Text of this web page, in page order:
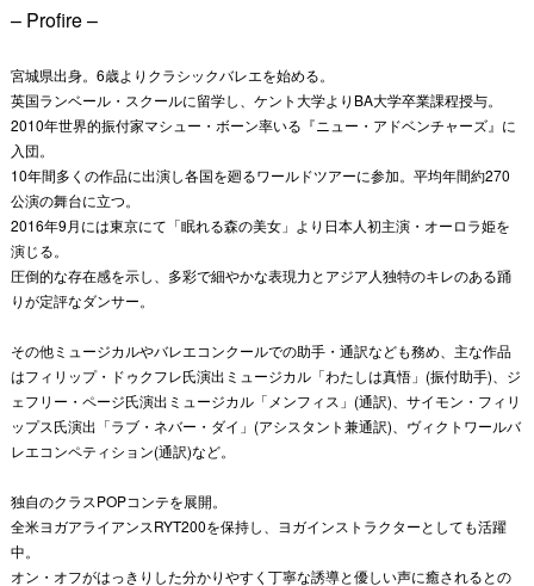
– Profire –
宮城県出身。6歳よりクラシックバレエを始める。
英国ランベール・スクールに留学し、ケント大学よりBA大学卒業課程授与。
2010年世界的振付家マシュー・ボーン率いる『ニュー・アドベンチャーズ』に
入団。
10年間多くの作品に出演し各国を廻るワールドツアーに参加。平均年間約270
公演の舞台に立つ。
2016年9月には東京にて「眠れる森の美女」より日本人初主演・オーロラ姫を
演じる。
圧倒的な存在感を示し、多彩で細やかな表現力とアジア人独特のキレのある踊
りが定評なダンサー。
その他ミュージカルやバレエコンクールでの助手・通訳なども務め、主な作品
はフィリップ・ドゥクフレ氏演出ミュージカル「わたしは真悟」(振付助手)、ジ
ェフリー・ページ氏演出ミュージカル「メンフィス」(通訳)、サイモン・フィリ
ップス氏演出「ラブ・ネバー・ダイ」(アシスタント兼通訳)、ヴィクトワールバ
レエコンペティション(通訳)など。
独自のクラスPOPコンテを展開。
全米ヨガアライアンスRYT200を保持し、ヨガインストラクターとしても活躍
中。
オン・オフがはっきりした分かりやすく丁寧な誘導と優しい声に癒されるとの